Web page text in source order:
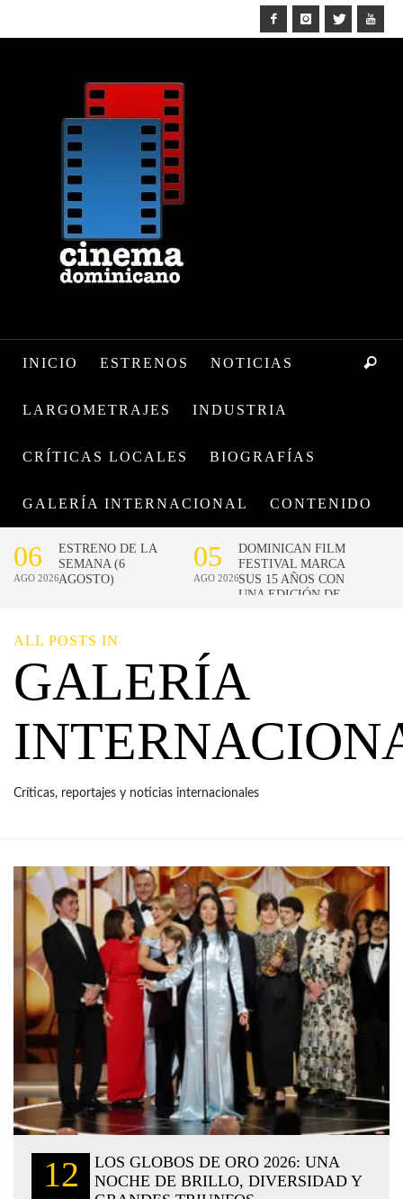
INICIO ESTRENOS NOTICIAS
LARGOMETRAJES INDUSTRIA
CRÍTICAS LOCALES BIOGRAFÍAS
GALERÍA INTERNACIONAL CONTENIDO
ALL POSTS IN
GALERÍA
Críticas, reportajes y noticias internacionales
12
LOS GLOBOS DE ORO 2026: UNA
NOCHE DE BRILLO, DIVERSIDAD Y